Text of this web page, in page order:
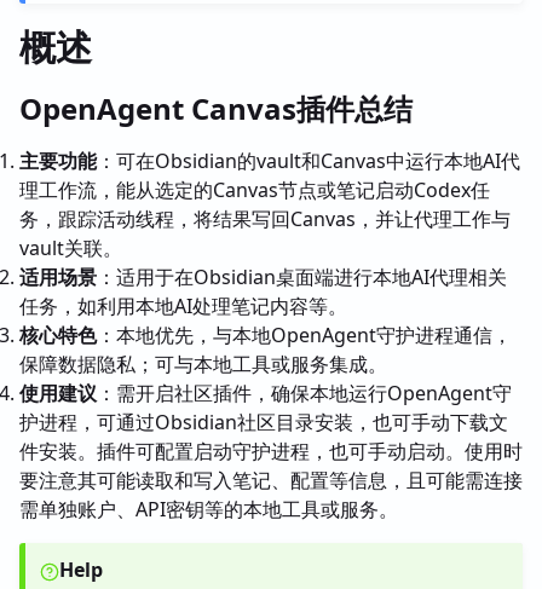
概述
OpenAgent Canvas插件总结
主要功能：可在Obsidian的vault和Canvas中运行本地AI代
理工作流，能从选定的Canvas节点或笔记启动Codex任
务，跟踪活动线程，将结果写回Canvas，并让代理工作与
vault关联。
适用场景 ：适用于在Obsidian桌面端进行本地AI代理相关
任务，如利用本地AI处理笔记内容等。
核心特色：本地优先，与本地OpenAgent守护进程通信，
保障数据隐私；可与本地工具或服务集成。
使用建议 ：需开启社区插件，确保本地运行OpenAgent守
护进程，可通过Obsidian社区目录安装，也可手动下载文
件安装。插件可配置启动守护进程，也可手动启动。使用时
要注意其可能读取和写入笔记、配置等信息，且可能需连接
需单独账户、API密钥等的本地工具或服务。
Help